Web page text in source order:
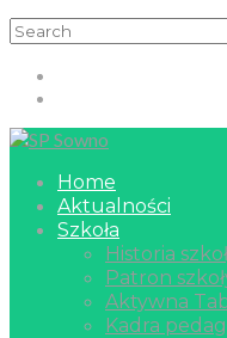
Home
Aktualności
Szkoła
Historia
Patron
Aktywna
Kadra